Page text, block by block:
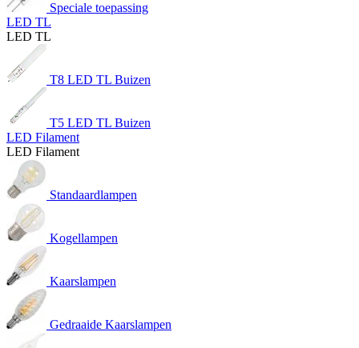
Speciale toepassing
LED TL
LED TL
T8 LED TL Buizen
T5 LED TL Buizen
LED Filament
LED Filament
Standaardlampen
Kogellampen
Kaarslampen
Gedraaide Kaarslampen